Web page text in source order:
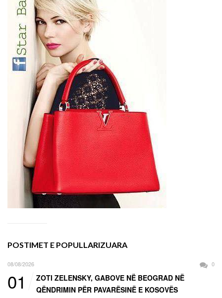
POSTIMET E POPULLARIZUARA
08/08/2026 0
01
ZOTI ZELENSKY, GABOVE NË BEOGRAD NË
QËNDRIMIN PËR PAVARËSINË E KOSOVËS